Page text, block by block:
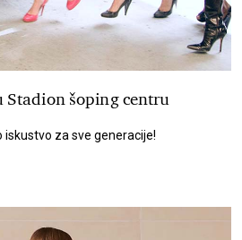
Stadion šoping centru
iskustvo za sve generacije!